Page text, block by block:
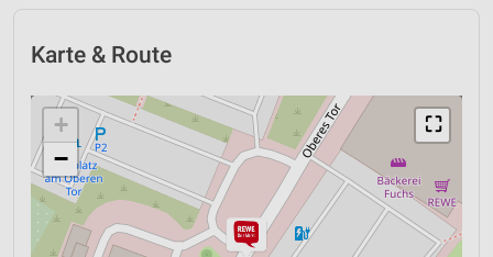
Karte & Route
⛶
+
−